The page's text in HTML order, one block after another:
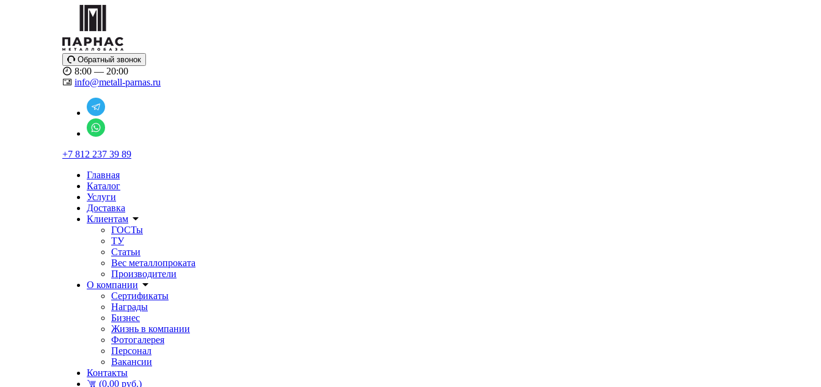
Обратный звонок
8:00 — 20:00
info@metall-parnas.ru
+7 812 237 39 89
Главная
Каталог
Услуги
Доставка
Клиентам
ГОСТы
ТУ
Статьи
Вес металлопроката
Производители
О компании
Сертификаты
Награды
Бизнес
Жизнь в компании
Фотогалерея
Персонал
Вакансии
Контакты
(0,00 руб.)